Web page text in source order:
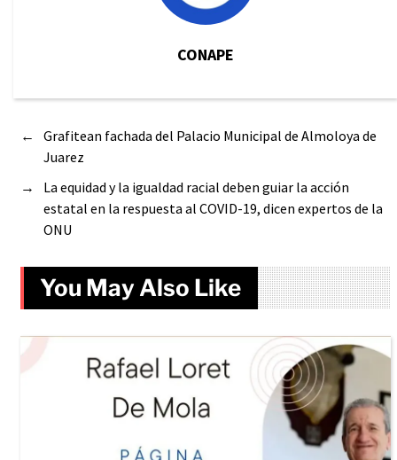
CONAPE
←
Grafitean fachada del Palacio Municipal de Almoloya de
Juarez
→
La equidad y la igualdad racial deben guiar la acción
estatal en la respuesta al COVID-19, dicen expertos de la
ONU
You May Also Like